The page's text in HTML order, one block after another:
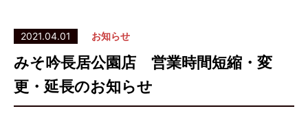
2021.04.01 お知らせ
みそ吟長居公園店 営業時間短縮・変
更・延長のお知らせ